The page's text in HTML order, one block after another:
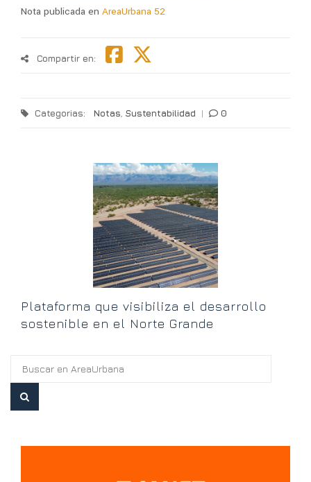
Nota publicada en AreaUrbana 52
Compartir en:
Categorias: Notas Sustentabilidad | 0
Plataforma que visibiliza el desarrollo
sostenible en el Norte Grande